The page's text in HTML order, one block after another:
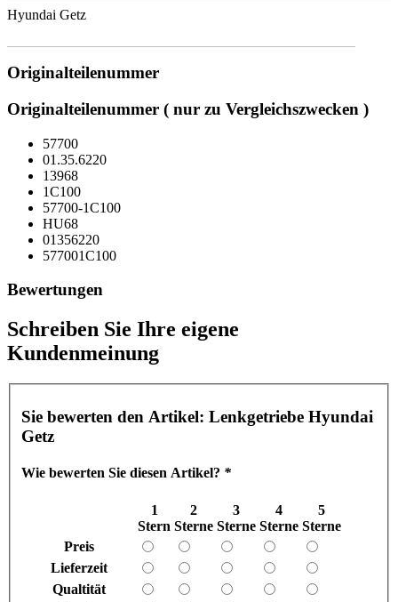
Hyundai Getz
Originalteilenummer
Originalteilenummer ( nur zu Vergleichszwecken )
57700
01.35.6220
13968
1C100
57700-1C100
HU68
01356220
577001C100
Bewertungen
Schreiben Sie Ihre eigene
Kundenmeinung
Sie bewerten den Artikel: Lenkgetriebe Hyundai
Getz
Wie bewerten Sie diesen Artikel? *
1
Stern
2
Sterne
3
Sterne
4
Sterne
5
Sterne
Preis
Lieferzeit
Qualtität